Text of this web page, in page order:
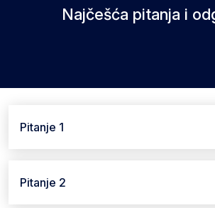
Najčešća pitanja i
Pitanje 1
Pitanje 2